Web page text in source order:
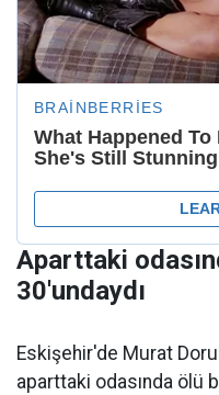
Aparttaki
30'undaydı
Eskişehir'de Murat
aparttaki odasında ölü